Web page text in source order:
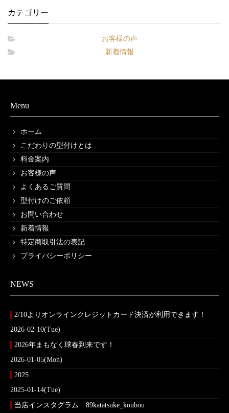
カテゴリー
お客様の声
新着情報
Menu
ホーム
こだわりの型付けとは
料金案内
お客様の声
よくあるご質問
型付けのご依頼
お問い合わせ
新着情報
特定商取引法の表記
プライバシーポリシー
NEWS
2/10よりオンラインクレジットカード決済が利用できます！
2026-02-10(Tue)
2026年まもなく球春到来です！
2026-01-05(Mon)
2025
2025-01-14(Tue)
当店インスタグラム 89katatsuke_koubou